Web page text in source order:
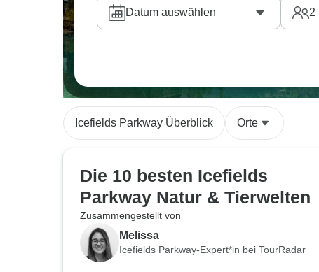
Datum auswählen 2
Icefields Parkway Überblick Orte
Die 10 besten Icefields
Parkway Natur & Tierwelten
Zusammengestellt von
Melissa
Icefields Parkway-Expert*in bei TourRadar